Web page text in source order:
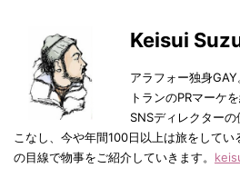
Keisui
アラフォー独身
トランのPRマーケ
SNSディレクター
こなし、今や年間100日以上は旅をして
の目線で物事をご紹介していきます。